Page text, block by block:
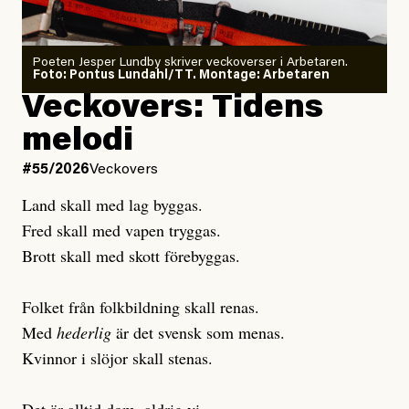
Publicerad6 August, 2026
Uppdaterad7 August, 2026
Joel Kellgren
Publicerad3 August, 2026
Uppdaterad3 August, 2026
Poeten Jesper Lundby skriver veckoverser i Arbetaren.
Foto: Pontus Lundahl/TT. Montage: Arbetaren
Veckovers: Tidens
melodi
#55/2026Veckovers
Land skall med lag byggas.
Fred skall med vapen tryggas.
Brott skall med skott förebyggas.
Folket från folkbildning skall renas.
Med hederlig är det svensk som menas.
Kvinnor i slöjor skall stenas.